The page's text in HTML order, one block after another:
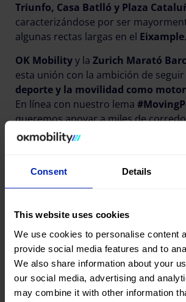
Consent Details
This website uses cookies
We use cookies to personalise content
provide social media features and to
We also share information about your
our social media, advertising and
may combine it with other information
Triunfo, Casa Batlló y Plaza
caracterizándose por ser
algunas rectas largas en el Eixample.
OK Mobilityy la Zurich Marató
esta unión con la ambición de
deporte y la movilidad como
En línea con nuestro lema
queremos apoyar a miles de
sus límites y a seguir moviéndose
oportunidades.
Compartir esta publicación